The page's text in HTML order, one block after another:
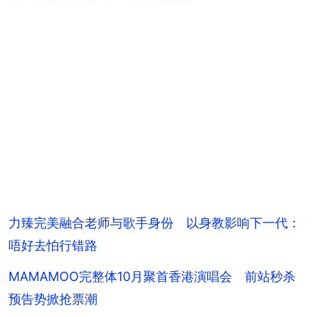
力臻完美融合老师与歌手身份 以身教影响下一代：
唔好去怕行错路
MAMAMOO完整体10月聚首香港演唱会 前站秒杀
预告势掀抢票潮